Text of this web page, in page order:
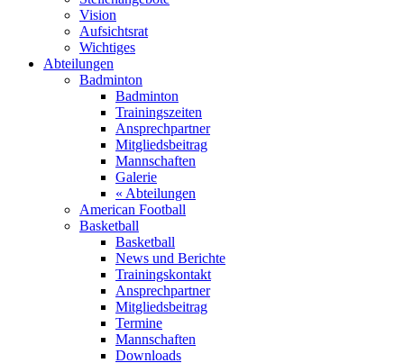
Vision
Aufsichtsrat
Wichtiges
Abteilungen
Badminton
Badminton
Trainingszeiten
Ansprechpartner
Mitgliedsbeitrag
Mannschaften
Galerie
« Abteilungen
American Football
Basketball
Basketball
News und Berichte
Trainingskontakt
Ansprechpartner
Mitgliedsbeitrag
Termine
Mannschaften
Downloads